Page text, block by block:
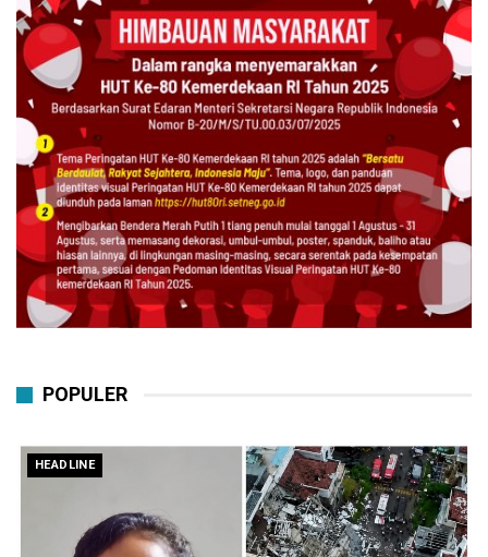
POPULER
HEADLINE